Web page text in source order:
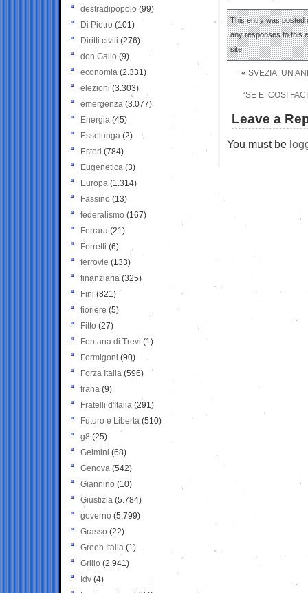
This entry was posted
any responses to this
site.
« SVEZIA, UN
“SE E’ COSI
Leave a
You must be
destradipopolo (99)
Di Pietro (101)
Diritti civili (276)
don Gallo (9)
economia (2.331)
elezioni (3.303)
emergenza (3.077)
Energia (45)
Esselunga (2)
Esteri (784)
Eugenetica (3)
Europa (1.314)
Fassino (13)
federalismo (167)
Ferrara (21)
Ferretti (6)
ferrovie (133)
finanziaria (325)
Fini (821)
fioriere (5)
Fitto (27)
Fontana di Trevi (1)
Formigoni (90)
Forza Italia (596)
frana (9)
Fratelli d'Italia (291)
Futuro e Libertà (510)
g8 (25)
Gelmini (68)
Genova (542)
Giannino (10)
Giustizia (5.784)
governo (5.799)
Grasso (22)
Green Italia (1)
Grillo (2.941)
Idv (4)